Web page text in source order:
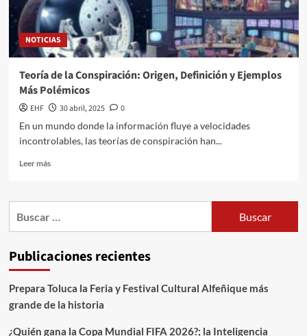
NOTICIAS
Teoría de la Conspiración: Origen, Definición y Ejemplos
Más Polémicos
EHF 30 abril, 2025
0
En un mundo donde la información fluye a velocidades
incontrolables, las teorías de conspiración han...
Leer más
Publicaciones recientes
Prepara Toluca la Feria y Festival Cultural Alfeñique más
grande de la historia
¿Quién gana la Copa Mundial FIFA 2026?; la Inteligencia